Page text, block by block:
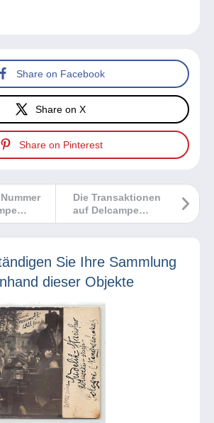
Share on Facebook
Share on X
Share on Pinterest
Die Transaktionen
auf Delcampe
wurden
Sie Ihre Sammlung
dieser Objekte